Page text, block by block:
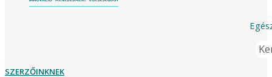
SZERZŐINKNEK